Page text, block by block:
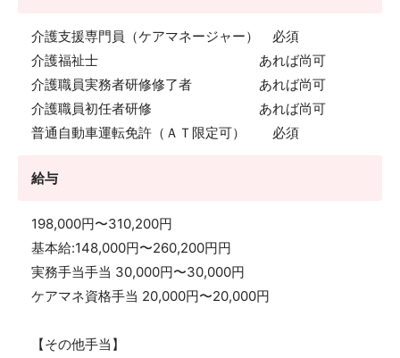
介護支援専門員（ケアマネージャー） 必須
介護福祉士 あれば尚可
介護職員実務者研修修了者 あれば尚可
介護職員初任者研修 あれば尚可
普通自動車運転免許（ＡＴ限定可） 必須
給与
198,000円〜310,200円
基本給:148,000円〜260,200円円
実務手当手当 30,000円〜30,000円
ケアマネ資格手当 20,000円〜20,000円
【その他手当】